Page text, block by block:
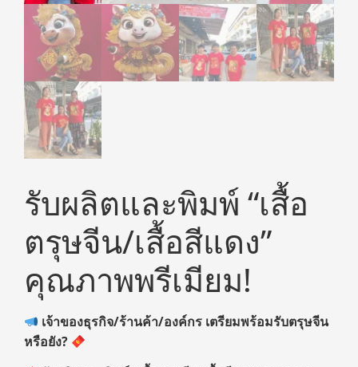
รับผลิตและพิมพ์ “เสื้อ
ตรุษจีน/เสื้อสีแดง”
คุณภาพพรีเมียม!
เจ้าของธุรกิจ/ร้านค้า/องค์กร เตรียมพร้อมรับตรุษจีน
หรือยัง?